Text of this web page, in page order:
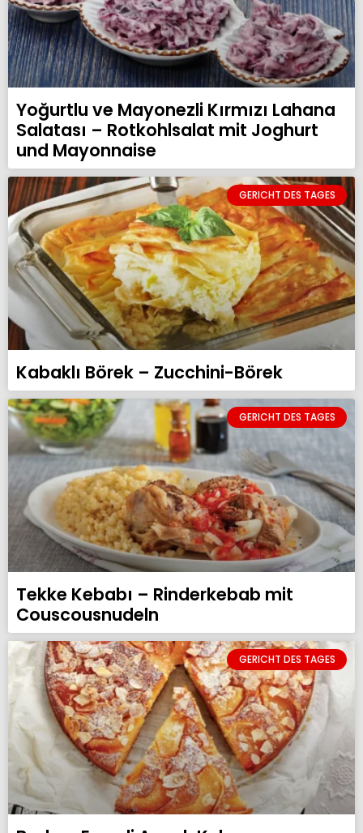
Yoğurtlu ve Mayonezli Kırmızı Lahana
Salatası – Rotkohlsalat mit Joghurt
und Mayonnaise
GERICHT DES TAGES
Kabaklı Börek – Zucchini-Börek
GERICHT DES TAGES
Tekke Kebabı – Rinderkebab mit
Couscousnudeln
GERICHT DES TAGES